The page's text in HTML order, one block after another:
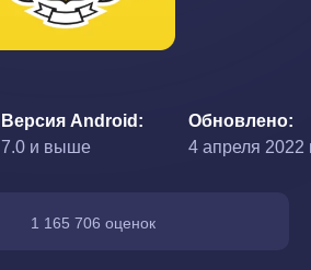
Версия Android
7.0 и выше
Обновлено
4 апреля 2022
1 165 706 оценок